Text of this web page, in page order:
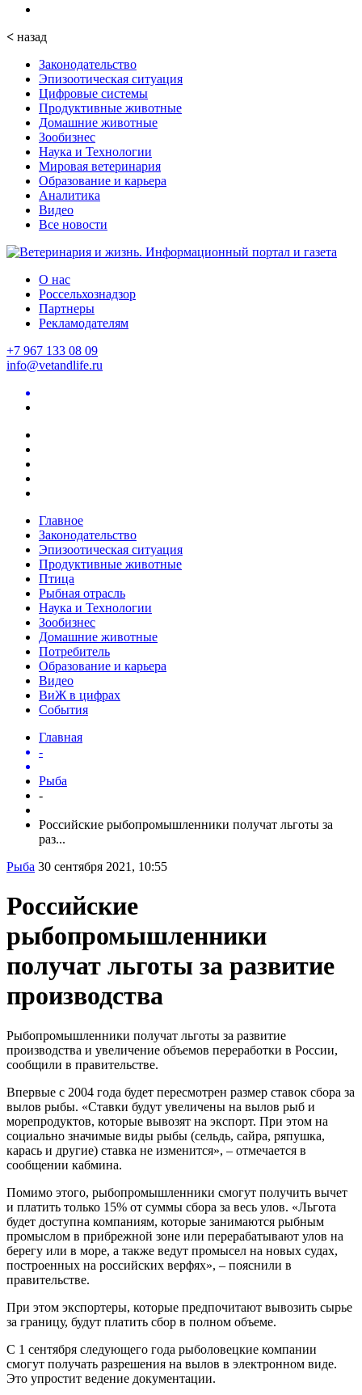
< назад
Законодательство
Эпизоотическая ситуация
Цифровые системы
Продуктивные животные
Домашние животные
Зообизнес
Наука и Технологии
Мировая ветеринария
Образование и карьера
Аналитика
Видео
Все новости
О нас
Россельхознадзор
Партнеры
Рекламодателям
+7 967 133 08 09
info@vetandlife.ru
Главное
Законодательство
Эпизоотическая ситуация
Продуктивные животные
Птица
Рыбная отрасль
Наука и Технологии
Зообизнес
Домашние животные
Потребитель
Образование и карьера
Видео
ВиЖ в цифрах
События
Главная
-
Рыба
-
Российские рыбопромышленники получат льготы за
раз...
Рыба 30 сентября 2021, 10:55
Российские
рыбопромышленники
получат льготы за развитие
производства
Рыбопромышленники получат льготы за развитие
производства и увеличение объемов переработки в России,
сообщили в правительстве.
Впервые с 2004 года будет пересмотрен размер ставок сбора за
вылов рыбы. «Ставки будут увеличены на вылов рыб и
морепродуктов, которые вывозят на экспорт. При этом на
социально значимые виды рыбы (сельдь, сайра, ряпушка,
карась и другие) ставка не изменится», – отмечается в
сообщении кабмина.
Помимо этого, рыбопромышленники смогут получить вычет
и платить только 15% от суммы сбора за весь улов. «Льгота
будет доступна компаниям, которые занимаются рыбным
промыслом в прибрежной зоне или перерабатывают улов на
берегу или в море, а также ведут промысел на новых судах,
построенных на российских верфях», – пояснили в
правительстве.
При этом экспортеры, которые предпочитают вывозить сырье
за границу, будут платить сбор в полном объеме.
С 1 сентября следующего года рыболовецкие компании
смогут получать разрешения на вылов в электронном виде.
Это упростит ведение документации.